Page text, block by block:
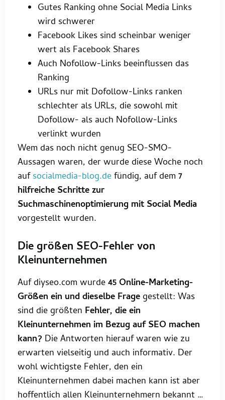
Gutes Ranking ohne Social Media Links
wird schwerer
Facebook Likes sind scheinbar weniger
wert als Facebook Shares
Auch Nofollow-Links beeinflussen das
Ranking
URLs nur mit Dofollow-Links ranken
schlechter als URLs, die sowohl mit
Dofollow- als auch Nofollow-Links
verlinkt wurden
Wem das noch nicht genug SEO-SMO-
Aussagen waren, der wurde diese Woche noch
aufsocialmedia-blog.defündig, auf dem 7
hilfreiche Schritte zur
Suchmaschinenoptimierung mit Social Media
vorgestellt wurden.
Die größen SEO-Fehler von
Kleinunternehmen
Auf diyseo.com wurde45 Online-Marketing-
Größen ein und dieselbe Fragegestellt: Was
sind die größten Fehler, die ein
Kleinunternehmen im Bezug auf SEO machen
kann? Die Antworten hierauf waren wie zu
erwarten vielseitig und auch informativ. Der
wohl wichtigste Fehler, den ein
Kleinunternehmen dabei machen kann ist aber
hoffentlich allen Kleinunternehmern bekannt …